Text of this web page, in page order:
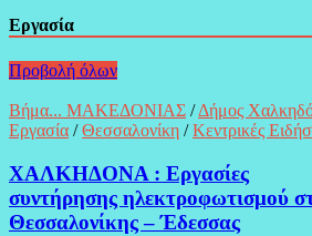
Εργασία
Προβολή όλων
Βήμα... ΜΑΚΕΔΟΝΙΑΣ /Δήμος
Εργασία /Θεσσαλονίκη /Κεντρικές
ΧΑΛΚΗΔΟΝΑ : Εργασίες
συντήρησης ηλεκτροφωτισμού
Θεσσαλονίκης – Έδεσσας